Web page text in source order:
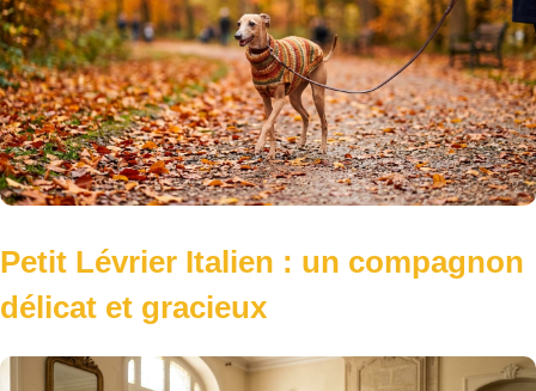
Petit Lévrier Italien : un compagnon
délicat et gracieux